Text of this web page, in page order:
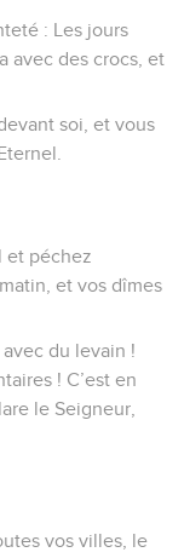
: Les jours
avec des crocs, et
soi, et vous
et péchez
et vos dîmes
du levain !
! C’est en
le Seigneur,
vos villes, le